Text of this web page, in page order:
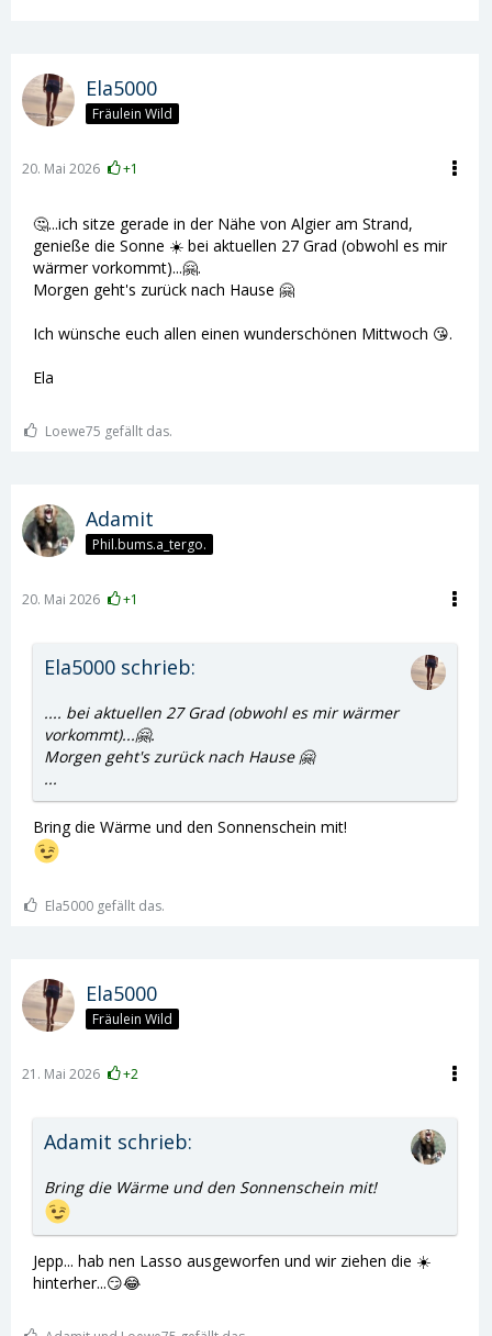
Ela5000
Fräulein Wild
20. Mai 2026 +1
🤔...ich sitze gerade in der Nähe von Algier am Strand,
genieße die Sonne ☀️ bei aktuellen 27 Grad (obwohl es mir
wärmer vorkommt)...🤗.
Morgen geht's zurück nach Hause 🤗
Ich wünsche euch allen einen wunderschönen Mittwoch 😘.
Ela
Loewe75 gefällt das.
Adamit
Phil.bums.a_tergo.
20. Mai 2026 +1
Ela5000 schrieb:
.... bei aktuellen 27 Grad (obwohl es mir wärmer
vorkommt)...🤗.
Morgen geht's zurück nach Hause 🤗
...
Bring die Wärme und den Sonnenschein mit!
Ela5000 gefällt das.
Ela5000
Fräulein Wild
21. Mai 2026 +2
Adamit schrieb:
Bring die Wärme und den Sonnenschein mit!
Jepp... hab nen Lasso ausgeworfen und wir ziehen die ☀️
hinterher...😏😂